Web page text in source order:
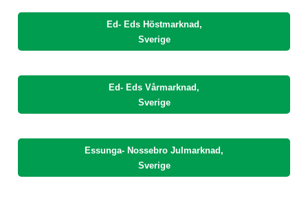
Ed- Eds Höstmarknad,
Sverige
Ed- Eds Vårmarknad,
Sverige
Essunga- Nossebro Julmarknad,
Sverige